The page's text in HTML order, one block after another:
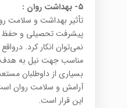
۵- بهداشت روان :
تأثیر بهداشت و سلامت
پیشرفت تحصیلی و حفظ
نمی‌توان انکار کرد.
مناسب جهت نیل به
بسیاری از داوطلبان
آرامش و سلامت روان
این قرار است.